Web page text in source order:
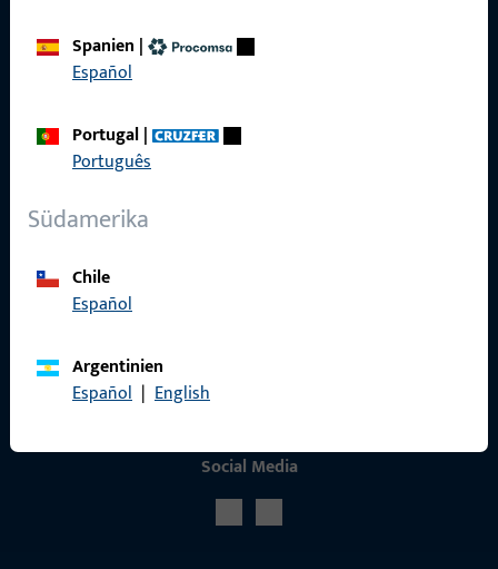
Spanien |
Español
Portugal|
Português
Südamerika
Chile
Español
Argentinien
Español | English
Social Media